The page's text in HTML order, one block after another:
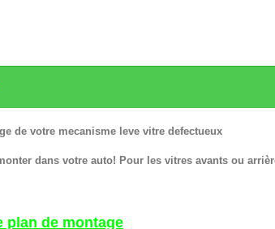
de votre mecanisme leve vitre defectueux
dans votre auto! Pour les vitres avants ou
plan de montage